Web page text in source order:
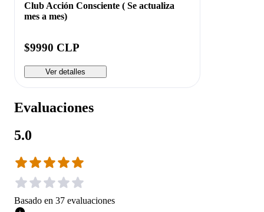
Club Acción Consciente ( Se actualiza
mes a mes)
$9990 CLP
Ver detalles
Evaluaciones
5.0
Basado en 37 evaluaciones